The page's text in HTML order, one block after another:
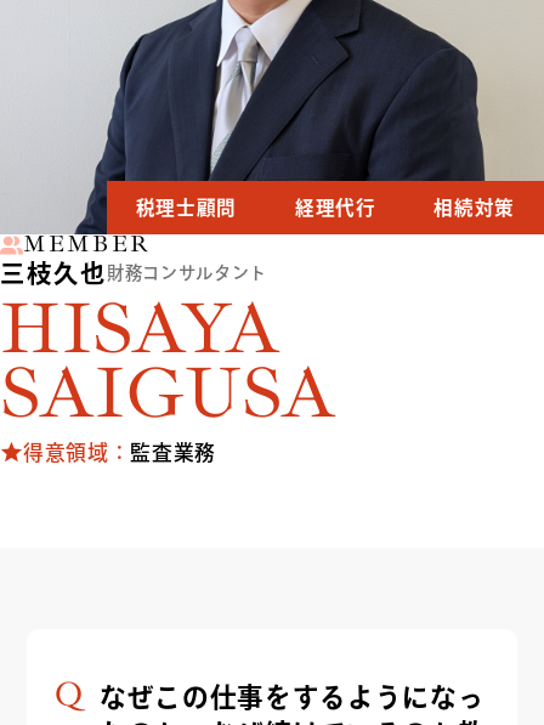
税理士顧問 経理代行 相続対策
MEMBER
三枝久也 財務コンサルタント
HISAYA
SAIGUSA
得意領域： 監査業務
なぜこの仕事をするようになっ